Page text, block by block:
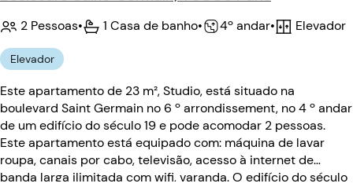
2 Pessoas• 1 Casa de banho• 4º andar• Elevador
Elevador
Este apartamento de 23 m², Studio, está situado na
boulevard Saint Germain no 6 º arrondissement, no 4 º andar
de um edifício do século 19 e pode acomodar 2 pessoas.
Este apartamento está equipado com: máquina de lavar
roupa, canais por cabo, televisão, acesso à internet de
banda larga ilimitada com wifi, varanda. O edifício do século